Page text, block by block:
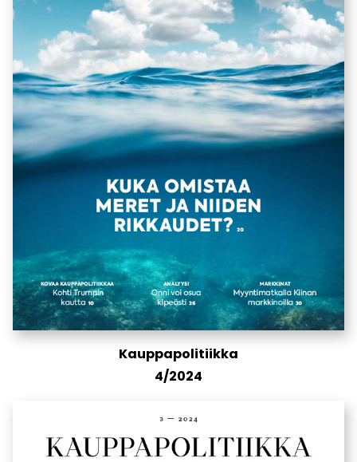
Kauppapolitiikka
4/2024